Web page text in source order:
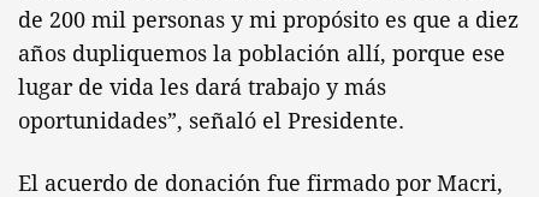
de 200 mil personas y mi propósito es que a diez
años dupliquemos la población allí, porque ese
lugar de vida les dará trabajo y más
oportunidades”, señaló el Presidente.
El acuerdo de donación fue firmado por Macri,